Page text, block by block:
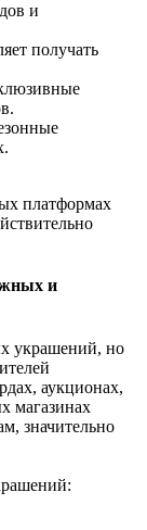
и
получать
платформах
и
украшений, но
аукционах,
магазинах
значительно